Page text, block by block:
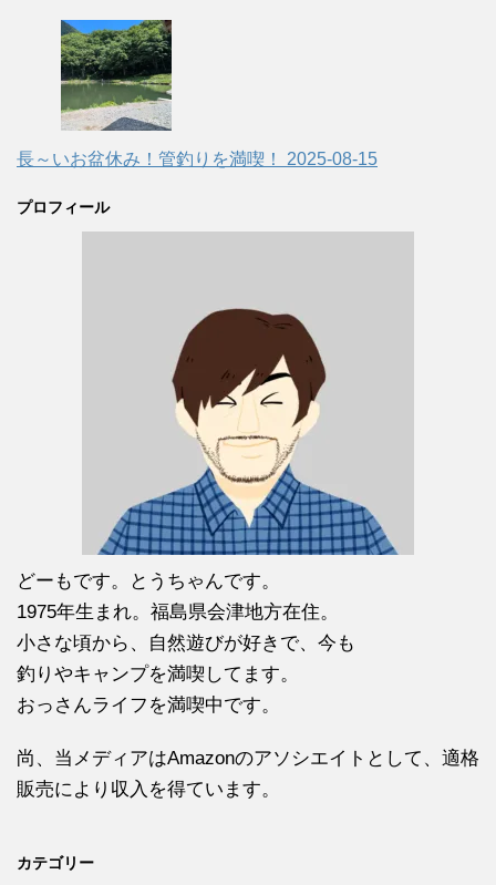
長～いお盆休み！管釣りを満喫！ 2025-08-15
プロフィール
どーもです。とうちゃんです。
1975年生まれ。福島県会津地方在住。
小さな頃から、自然遊びが好きで、今も
釣りやキャンプを満喫してます。
おっさんライフを満喫中です。
尚、当メディアはAmazonのアソシエイトとして、適格
販売により収入を得ています。
カテゴリー